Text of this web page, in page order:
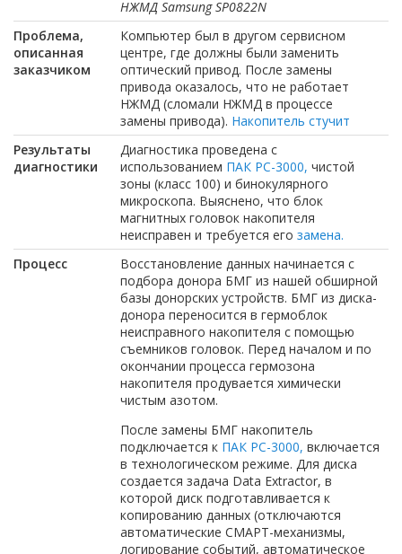
НЖМД Samsung SP0822N
Проблема,
описанная
заказчиком
Компьютер был в другом сервисном
центре, где должны были заменить
оптический привод. После замены
привода оказалось, что не работает
НЖМД (сломали НЖМД в процессе
замены привода). Накопитель стучит
Результаты
диагностики
Диагностика проведена с
использованием ПАК РС-3000, чистой
зоны (класс 100) и бинокулярного
микроскопа. Выяснено, что блок
магнитных головок накопителя
неисправен и требуется его замена.
Процесс
Восстановление данных начинается с
подбора донора БМГ из нашей обширной
базы донорских устройств. БМГ из диска-
донора переносится в гермоблок
неисправного накопителя с помощью
съемников головок. Перед началом и по
окончании процесса гермозона
накопителя продувается химически
чистым азотом.
После замены БМГ накопитель
подключается к ПАК РС-3000, включается
в технологическом режиме. Для диска
создается задача Data Extractor, в
которой диск подготавливается к
копированию данных (отключаются
автоматические СМАРТ-механизмы,
логирование событий, автоматическое